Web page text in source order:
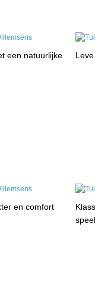
een natuurlijke
en comfort